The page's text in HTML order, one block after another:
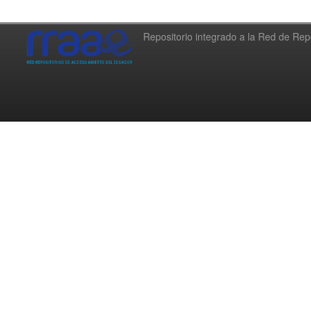
Repositorio integrado a la Red de